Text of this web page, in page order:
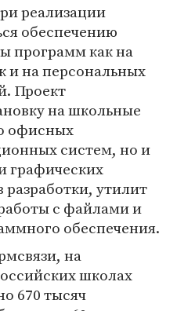
реализации
обеспечению
программ как на
и на персональных
Проект
на школьные
офисных
систем, но и
графических
утилит
с файлами и
обеспечения.
на
школах
670 тысяч